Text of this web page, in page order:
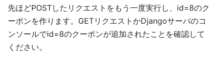
先ほどPOSTしたリクエストをもう一度実行し、id=8のク
ーポンを作ります。GETリクエストかDjangoサーバのコ
ンソールでid=8のクーポンが追加されたことを確認して
ください。